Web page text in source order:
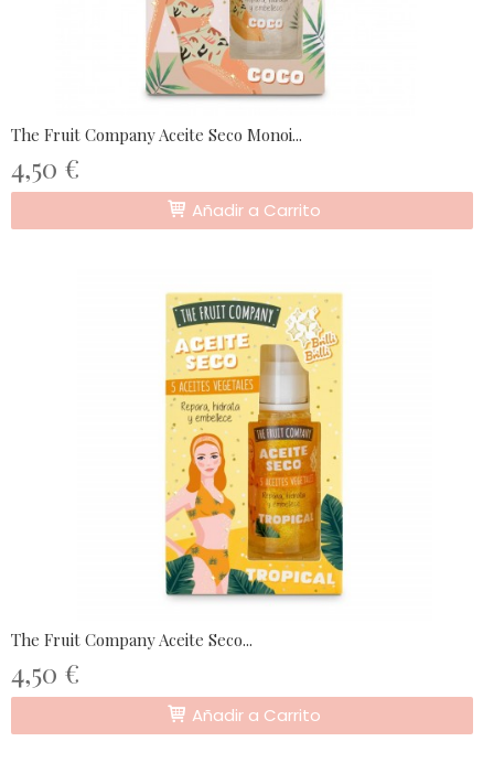
The Fruit Company Aceite Seco Monoi...
4,50 €
Añadir a Carrito
The Fruit Company Aceite Seco...
4,50 €
Añadir a Carrito